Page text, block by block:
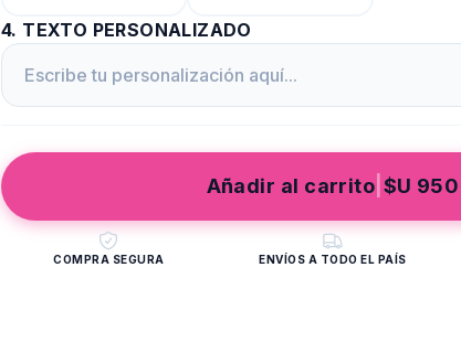
4. TEXTO PERSONALIZADO
Añadir al carrito $U 950
COMPRA SEGURA ENVÍOS A TODO EL PAÍS